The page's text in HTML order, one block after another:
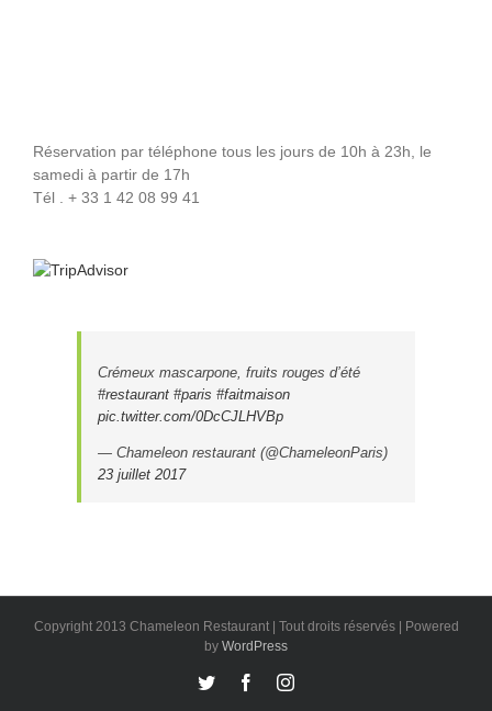
Réservation par téléphone tous les jours de 10h à 23h, le
samedi à partir de 17h
Tél . + 33 1 42 08 99 41
Crémeux mascarpone, fruits rouges d’été
#restaurant #paris #faitmaison
pic.twitter.com/0DcCJLHVBp
— Chameleon restaurant (@ChameleonParis)
23 juillet 2017
Copyright 2013 Chameleon Restaurant | Tout droits réservés | Powered
by WordPress
Twitter FacebookInstagram